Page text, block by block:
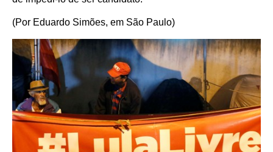
(Por Eduardo Simões, em São Paulo)